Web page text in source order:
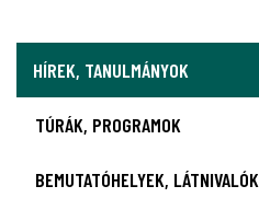
HÍREK, TANULMÁNYOK
TÚRÁK, PROGRAMOK
BEMUTATÓHELYEK, LÁTNIVALÓK